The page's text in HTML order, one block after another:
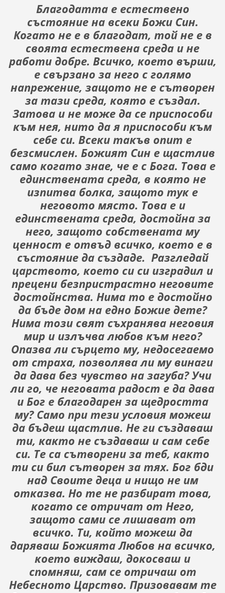
Благодатта е естествено
състояние на всеки Божи Син.
Когато не е в благодат, той не е в
своята естествена среда и не
работи добре. Всичко, което върши,
е свързано за него с голямо
напрежение, защото не е сътворен
за тази среда, която е създал.
Затова и не може да се приспособи
към нея, нито да я приспособи към
себе си. Всеки такъв опит е
безсмислен. Божият Син е щастлив
само когато знае, че е с Бога. Това е
единствената среда, в която не
изпитва болка, защото тук е
неговото място. Това е и
единствената среда, достойна за
него, защото собствената му
ценност е отвъд всичко, което е в
състояние да създаде. Разгледай
царството, което си си изградил и
прецени безпристрастно неговите
достойнства. Нима то е достойно
да бъде дом на едно Божие дете?
Нима този свят съхранява неговия
мир и излъчва любов към него?
Опазва ли сърцето му, недосегаемо
от страха, позволява ли му винаги
да дава без чувство на загуба? Учи
ли го, че неговата радост е да дава
и Бог е благодарен за щедростта
му? Само при тези условия можеш
да бъдеш щастлив. Не ги създаваш
ти, както не създаваш и сам себе
си. Те са сътворени за теб, както
ти си бил сътворен за тях. Бог бди
над Своите деца и нищо не им
отказва. Но те не разбират това,
когато се отричат от Него,
защото сами се лишават от
всичко. Ти, който можеш да
даряваш Божията Любов на всичко,
което виждаш, докосваш и
спомняш, сам се отричаш от
Небесното Царство. Призовавам те